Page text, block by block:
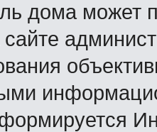
дома может